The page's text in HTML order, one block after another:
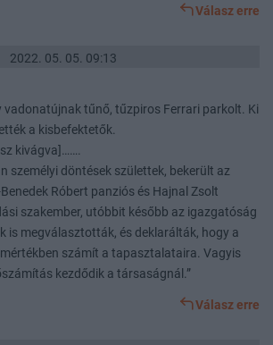
Válasz erre
2022. 05. 05. 09:13
vadonatújnak tűnő, tűzpiros Ferrari parkolt. Ki
a kisbefektetők.
kivágva]…….
személyi döntések születtek, bekerült az
Róbert panziós és Hajnal Zsolt
szakember, utóbbit később az igazgatóság
is megválasztották, és deklarálták, hogy a
számít a tapasztalataira. Vagyis
kezdődik a társaságnál.”
Válasz erre